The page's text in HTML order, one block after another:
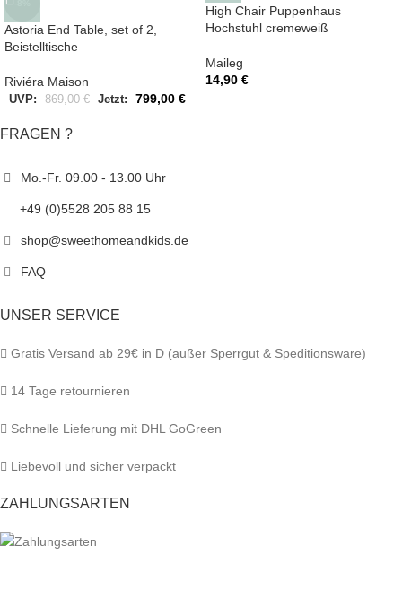
Astoria End Table, set of 2,
Beistelltische
Riviéra Maison
UVP: 869,00€ Jetzt: 799,00 €
High Chair Puppenhaus
Hochstuhl cremeweiß
Maileg
14,90 €
FRAGEN ?
Mo.-Fr. 09.00 - 13.00 Uhr
+49 (0)5528 205 88 15
shop@sweethomeandkids.de
FAQ
UNSER SERVICE
Gratis Versand ab 29€ in D (außer Sperrgut & Speditionsware)
14 Tage retournieren
Schnelle Lieferung mit DHL GoGreen
Liebevoll und sicher verpackt
ZAHLUNGSARTEN